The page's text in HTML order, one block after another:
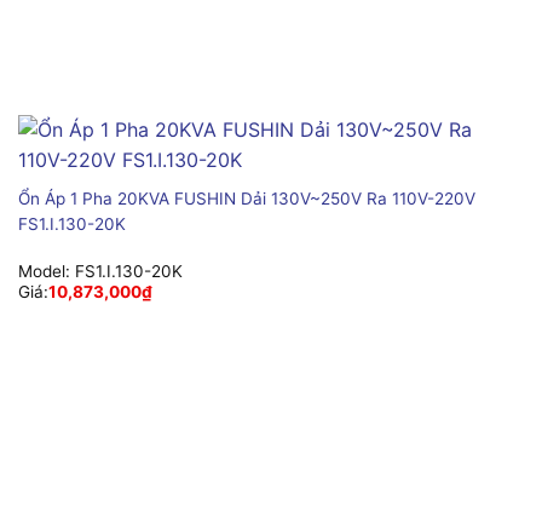
Ổn Áp 1 Pha 20KVA FUSHIN Dải 130V~250V Ra 110V-220V
FS1.I.130-20K
Model: FS1.I.130-20K
Giá:10,873,000₫